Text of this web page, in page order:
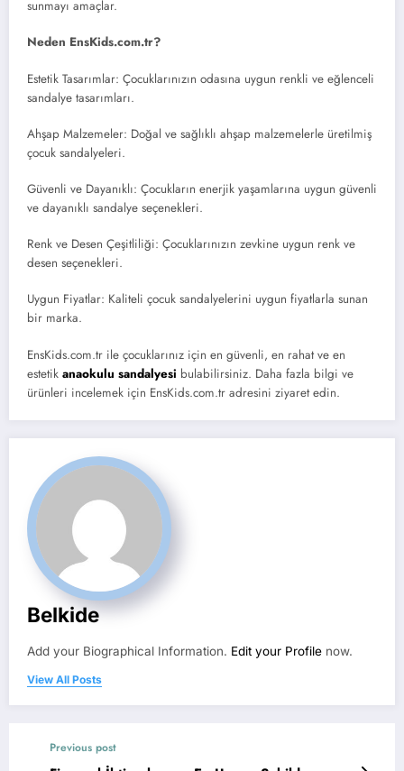
sunmayı amaçlar.
Neden EnsKids.com.tr?
Estetik Tasarımlar: Çocuklarınızın odasına uygun renkli ve eğlenceli
sandalye tasarımları.
Ahşap Malzemeler: Doğal ve sağlıklı ahşap malzemelerle üretilmiş
çocuk sandalyeleri.
Güvenli ve Dayanıklı: Çocukların enerjik yaşamlarına uygun güvenli
ve dayanıklı sandalye seçenekleri.
Renk ve Desen Çeşitliliği: Çocuklarınızın zevkine uygun renk ve
desen seçenekleri.
Uygun Fiyatlar: Kaliteli çocuk sandalyelerini uygun fiyatlarla sunan
bir marka.
EnsKids.com.tr ile çocuklarınız için en güvenli, en rahat ve en
estetik anaokulu sandalyesi bulabilirsiniz. Daha fazla bilgi ve
ürünleri incelemek için EnsKids.com.tr adresini ziyaret edin.
Belkide
Add your Biographical Information. Edit your Profile now.
View All Posts
Previous post